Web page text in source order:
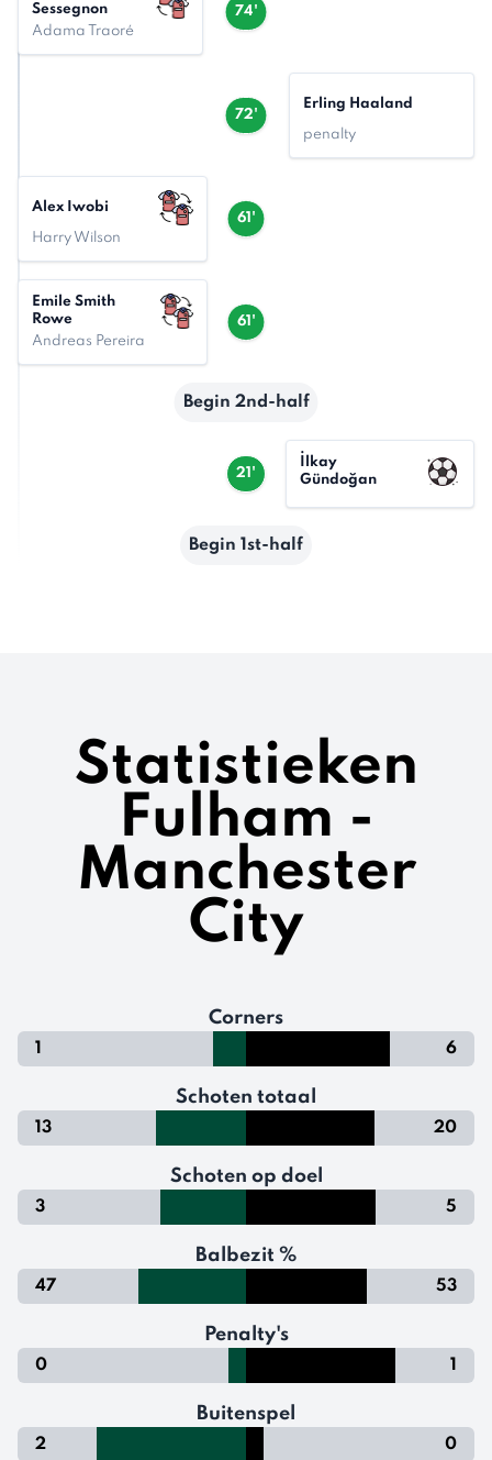
74'
Sessegnon
Adama Traoré
72'
Erling Haaland
penalty
61'
Alex Iwobi
Harry Wilson
61'
Emile Smith
Rowe
Andreas Pereira
Begin 2nd-half
21'
İlkay
Gündoğan
Begin 1st-half
Statistieken
Fulham -
Manchester
City
Corners
1 6
Schoten totaal
13 20
Schoten op doel
3 5
Balbezit %
47 53
Penalty's
0 1
Buitenspel
2 0